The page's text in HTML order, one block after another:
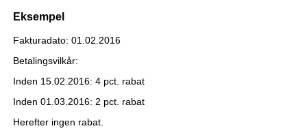
Eksempel
Fakturadato: 01.02.2016
Betalingsvilkår:
Inden 15.02.2016: 4 pct. rabat
Inden 01.03.2016: 2 pct. rabat
Herefter ingen rabat.